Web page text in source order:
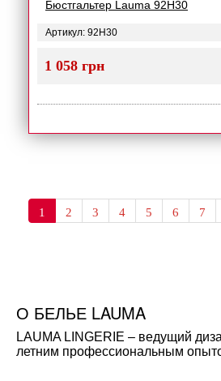
Бюстгальтер Lauma 92H30
Артикул: 92H30
1 058 грн
1 2 3 4 5 6 7
О БЕЛЬЕ LAUMA
LAUMA LINGERIE – ведущий
летним профессиональным